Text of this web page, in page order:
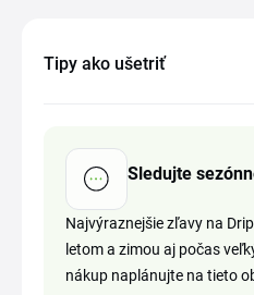
Tipy ako ušetriť
Sledujte
Najvýraznejšie zľavy na
letom a zimou aj počas
nákup naplánujte na tieto